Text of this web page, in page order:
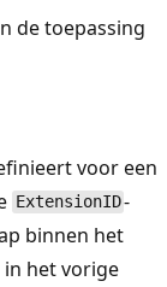
de toepassing
voor een
ExtensionID-
binnen het
in het vorige